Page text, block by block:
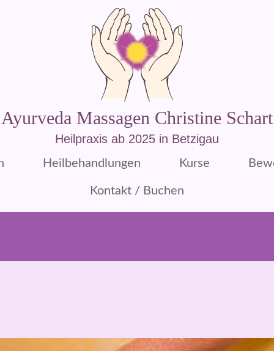
Ayurveda Massagen Christine Schart
Heilpraxis ab 2025 in Betzigau
Heilbehandlungen Kurse
Kontakt / Buchen